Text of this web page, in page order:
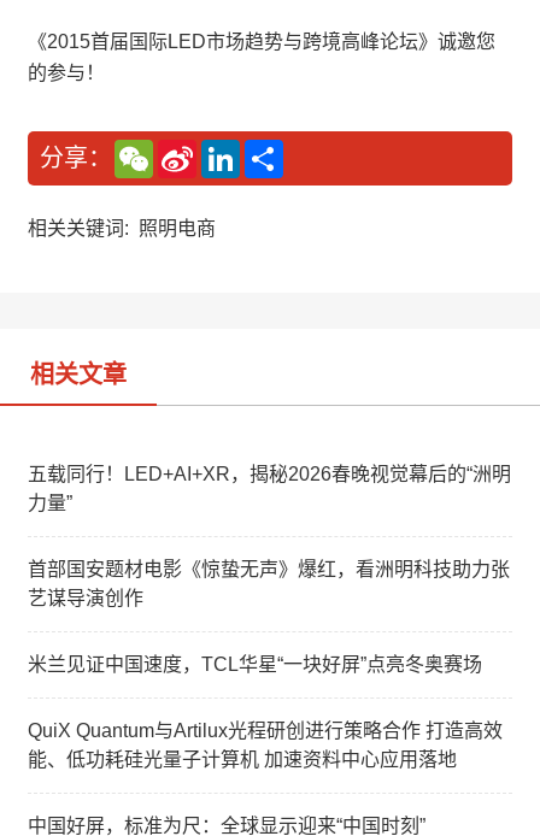
《2015首届国际LED市场趋势与跨境高峰论坛》诚邀您
的参与！
分享：
W
e
C
a
S
n
W
L
n
相关关键词: 照明电商
相关文章
五载同行！LED+AI+XR，揭秘2026春晚视觉幕后的“洲明
力量”
首部国安题材电影《惊蛰无声》爆红，看洲明科技助力张
艺谋导演创作
米兰见证中国速度，TCL华星“一块好屏”点亮冬奥赛场
QuiX Quantum与Artilux光程研创进行策略合作 打造高效
能、低功耗硅光量子计算机 加速资料中心应用落地
中国好屏，标准为尺：全球显示迎来“中国时刻”